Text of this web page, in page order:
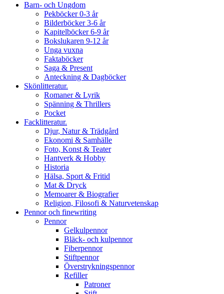
Barn- och Ungdom
Pekböcker 0-3 år
Bilderböcker 3-6 år
Kapitelböcker 6-9 år
Bokslukaren 9-12 år
Unga vuxna
Faktaböcker
Saga & Present
Anteckning & Dagböcker
Skönlitteratur.
Romaner & Lyrik
Spänning & Thrillers
Pocket
Facklitteratur.
Djur, Natur & Trädgård
Ekonomi & Samhälle
Foto, Konst & Teater
Hantverk & Hobby
Historia
Hälsa, Sport & Fritid
Mat & Dryck
Memoarer & Biografier
Religion, Filosofi & Naturvetenskap
Pennor och finewriting
Pennor
Gelkulpennor
Bläck- och kulpennor
Fiberpennor
Stiftpennor
Överstrykningspennor
Refiller
Patroner